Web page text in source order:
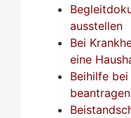
ausstellen
Bei
eine
Beihilfe
beantragen